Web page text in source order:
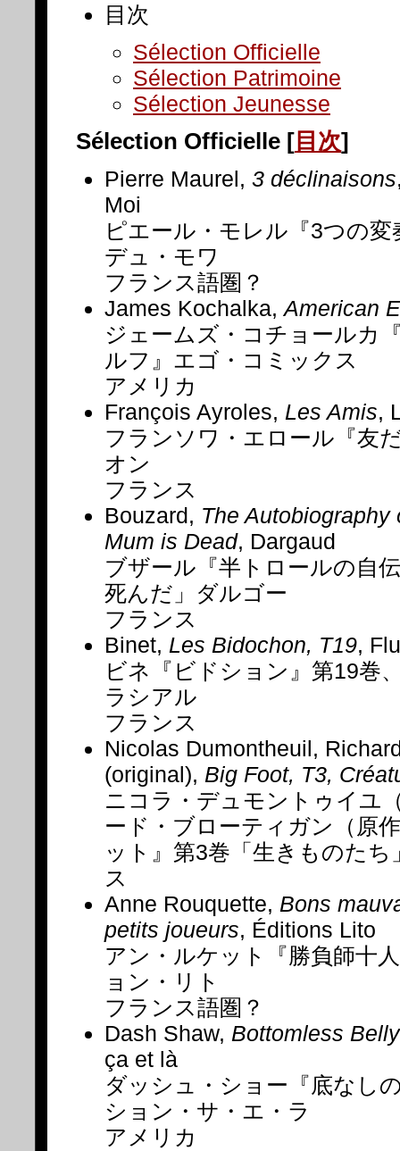
目次
Sélection Officielle
Sélection Patrimoine
Sélection Jeunesse
Sélection Officielle [ 目次]
Pierre Maurel, 3 déclinaisons
Moi
ピエール・モレル『3つの
デュ・モワ
フランス語圏？
James Kochalka,American
ジェームズ・コチョールカ
ルフ』エゴ・コミックス
アメリカ
François Ayroles, Les Amis,
フランソワ・エロール『友
オン
フランス
Bouzard, The Autobiography
Mum is Dead, Dargaud
ブザール『半トロールの自
死んだ」ダルゴー
フランス
Binet, Les Bidochon, T19,
ビネ『ビドション』第19巻
ラシアル
フランス
Nicolas Dumontheuil,
(original), Big Foot, T3,
ニコラ・デュモントゥイユ
ード・ブローティガン（原
ット』第3巻「生きものた
ス
Anne Rouquette, Bons
petits joueurs, Éditions Lito
アン・ルケット『勝負師十
ョン・リト
フランス語圏？
Dash Shaw, Bottomless
ça et là
ダッシュ・ショー『底なし
ション・サ・エ・ラ
アメリカ